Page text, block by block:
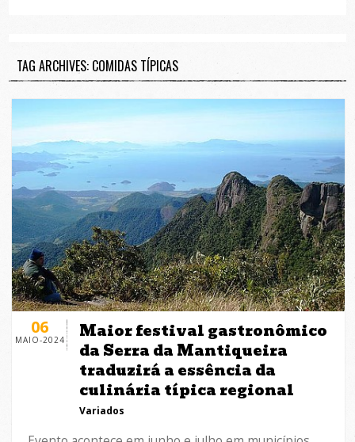
TAG ARCHIVES: COMIDAS TÍPICAS
06
MAIO-2024
Maior festival gastronômico
da Serra da Mantiqueira
traduzirá a essência da
culinária típica regional
Variados